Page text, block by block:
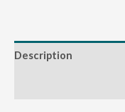
Description